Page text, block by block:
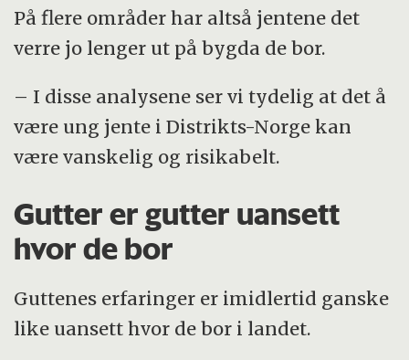
På flere områder har altså jentene det
verre jo lenger ut på bygda de bor.
– I disse analysene ser vi tydelig at det å
være ung jente i Distrikts-Norge kan
være vanskelig og risikabelt.
Gutter er gutter uansett
hvor de bor
Guttenes erfaringer er imidlertid ganske
like uansett hvor de bor i landet.